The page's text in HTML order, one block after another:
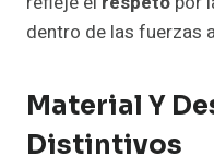
dentro de las fuerzas
Material Y
Distintivos